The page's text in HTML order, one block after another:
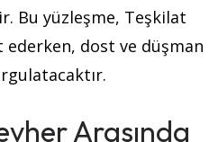
Bu yüzleşme, Teşkilat
dost ve düşman
Arasında